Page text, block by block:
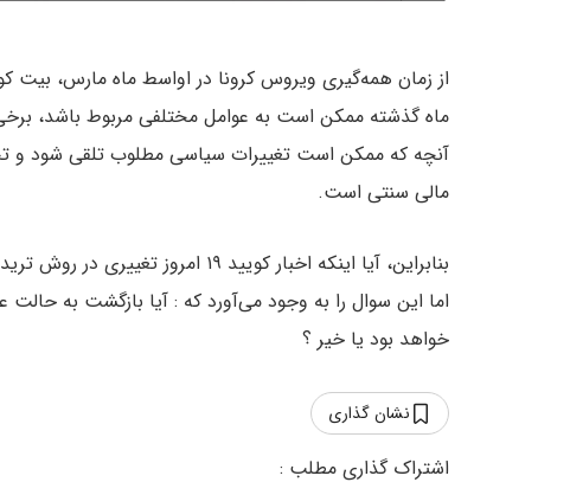
از زمان همه‌گیری ویروس کرونا در اواسط ماه مارس،
ماه گذشته ممکن است به عوامل مختلفی مربوط باشد،
آنچه که ممکن است تغییرات سیاسی مطلوب تلقی شود و
مالی سنتی است.
بنابراین، آیا اینکه اخبار کویید
اما این سوال را به وجود می‌آورد که : آیا بازگشت به
خواهد بود یا خیر ؟
نشان گذاری